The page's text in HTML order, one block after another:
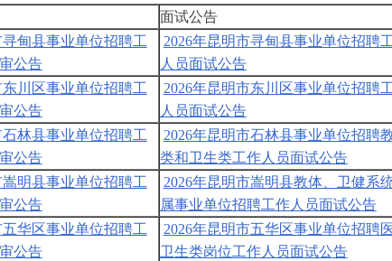
面试公告
寻甸县事业单位招聘工
公告
2026年昆明市寻甸县事业单位招聘
人员面试公告
东川区事业单位招聘工
公告
2026年昆明市东川区事业单位招聘
人员面试公告
石林县事业单位招聘工
公告
2026年昆明市石林县事业单位招聘
类和卫生类工作人员面试公告
嵩明县事业单位招聘工
公告
2026年昆明市嵩明县教体、卫健系
属事业单位招聘工作人员面试公告
五华区事业单位招聘工
公告
2026年昆明市五华区事业单位招聘
卫生类岗位工作人员面试公告